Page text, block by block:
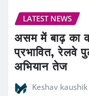
LATEST NEWS
असम में बाढ़ का
प्रभावित, रेलवे
अभियान तेज
Keshav kaushik